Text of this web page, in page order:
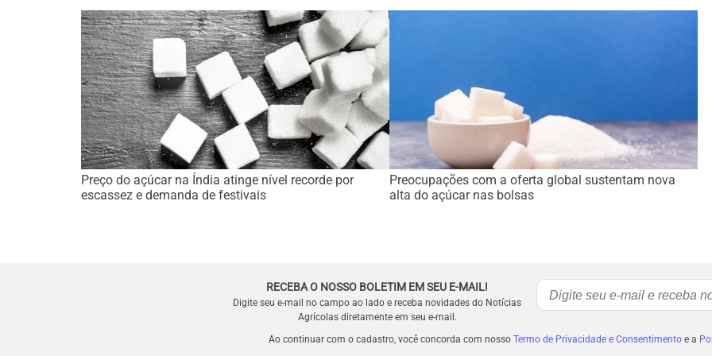
Preço do açúcar na Índia atinge nível recorde por
escassez e demanda de festivais
Preocupações com a oferta global sustentam nova
alta do açúcar nas bolsas
RECEBA O NOSSO BOLETIM EM SEU E-MAIL!
Digite seu e-mail no campo ao lado e receba novidades do Notícias
Agrícolas diretamente em seu e-mail.
Ao continuar com o cadastro, você concorda com nosso Termo de Privacidade e Consentimentoe a